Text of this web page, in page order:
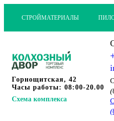
СТРОЙМАТЕРИАЛЫ
Горнощитская, 42
Часы работы: 08:00-20.00
Схема комплекса
(
(